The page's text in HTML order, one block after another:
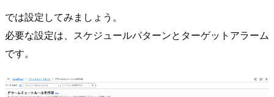
では設定してみましょう。
必要な設定は、スケジュールパターンとターゲットアラーム
です。